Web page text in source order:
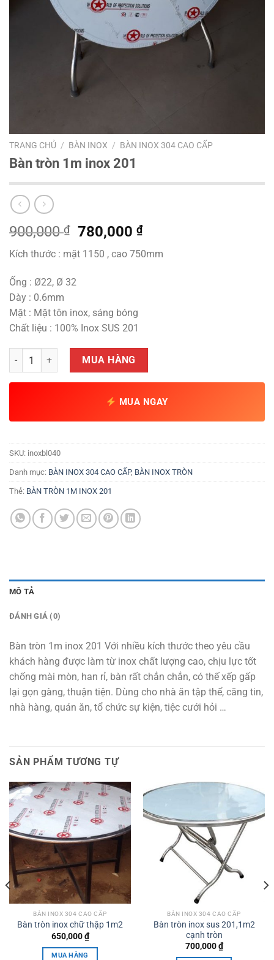
TRANG CHỦ / BÀN INOX / BÀN INOX 304 CAO CẤP
Bàn tròn 1m inox 201
900,000₫
Giá
gốc
là:
780,000₫Giá
hiện
tại
Kích thước : mặt 1150 , cao 750mm
Ống : Ø22, Ø 32
Dày : 0.6mm
Mặt : Mặt tôn inox, sáng bóng
Chất liệu : 100% Inox SUS 201
Bàn tròn 1m inox 201 số lượng
MUA HÀNG
MUA NGAY
SKU: inoxbl040
Danh mục: BÀN INOX 304 CAO CẤP, BÀN INOX TRÒN
Thẻ: BÀN TRÒN 1M INOX 201
MÔ TẢ
ĐÁNH GIÁ (0)
Bàn tròn 1m inox 201 Với nhiều kích thước theo yêu cầu
khách hàng được làm từ inox chất lượng cao, chịu lực tốt
chống mài mòn, han rỉ, bàn rất chắn chắn, có thế xếp gấp
lại gọn gàng, thuận tiện. Dùng cho nhà ăn tập thể, căng tin,
nhà hàng, quán ăn, tổ chức sự kiện, tiệc cưới hỏi …
SẢN PHẨM TƯƠNG TỰ
BÀN INOX 304 CAO CẤP
Bàn tròn inox chữ thập 1m2
650,000₫
MUA HÀNG
BÀN INOX 304 CAO CẤP
Bàn tròn inox sus 201,1m2
cạnh tròn
700,000₫